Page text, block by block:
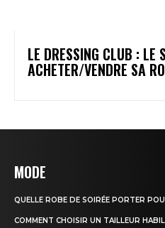
LE DRESSING CLUB : LE
ACHETER/VENDRE SA
MODE
QUELLE ROBE DE SOIRÉE PORTER
COMMENT CHOISIR UN TAILLEUR